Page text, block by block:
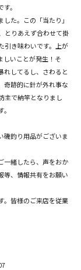
。
た。この「当たり」
とりあえず合わせて掛
引き味わいです。上が
しいことが発生！そ
れしてるし、さわると
奇跡的に針が外れ事な
主で納竿となりまし
磯釣り用品がございま
一緒したら、声をおか
等、情報共有をお願い
。皆様のご来店を従業
00～19：00